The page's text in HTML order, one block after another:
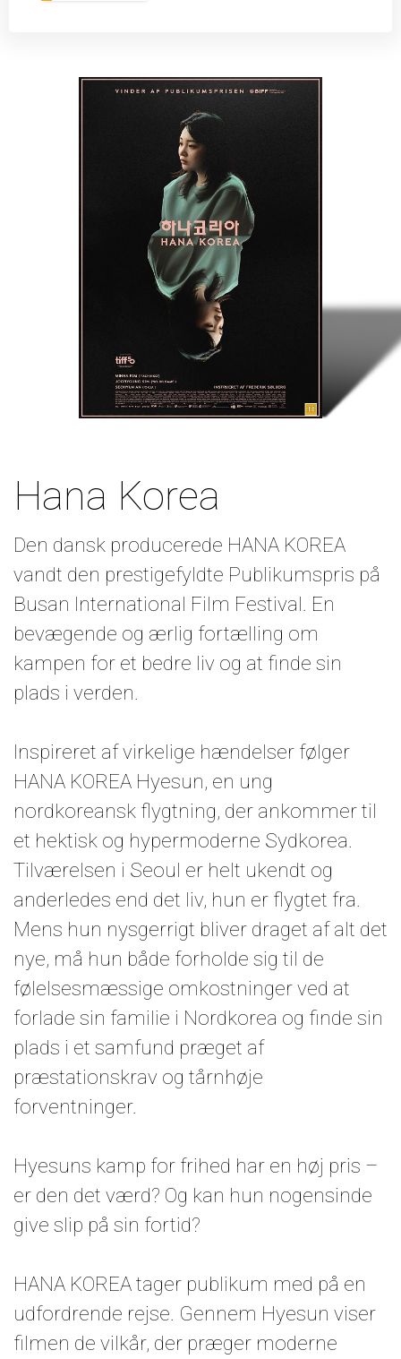
Hana Korea
Den dansk producerede HANA KOREA
vandt den prestigefyldte Publikumspris på
Busan International Film Festival. En
bevægende og ærlig fortælling om
kampen for et bedre liv og at finde sin
plads i verden.
Inspireret af virkelige hændelser følger
HANA KOREA Hyesun, en ung
nordkoreansk flygtning, der ankommer til
et hektisk og hypermoderne Sydkorea.
Tilværelsen i Seoul er helt ukendt og
anderledes end det liv, hun er flygtet fra.
Mens hun nysgerrigt bliver draget af alt det
nye, må hun både forholde sig til de
følelsesmæssige omkostninger ved at
forlade sin familie i Nordkorea og finde sin
plads i et samfund præget af
præstationskrav og tårnhøje
forventninger.
Hyesuns kamp for frihed har en høj pris –
er den det værd? Og kan hun nogensinde
give slip på sin fortid?
HANA KOREA tager publikum med på en
udfordrende rejse. Gennem Hyesun viser
filmen de vilkår, der præger moderne